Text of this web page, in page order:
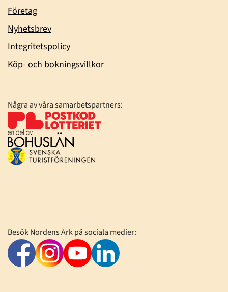
Företag
Nyhetsbrev
Integritetspolicy
Köp- och bokningsvillkor
Några av våra samarbetspartners:
Besök Nordens Ark på sociala medier: